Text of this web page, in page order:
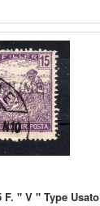
F. " V " Type Usato